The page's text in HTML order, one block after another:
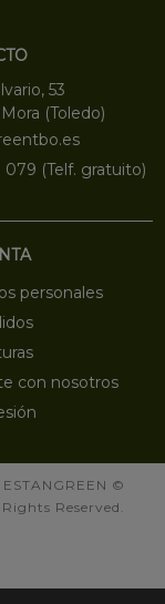
53
(Toledo)
079 (Telf. gratuito)
personales
con nosotros
ESTANGREEN ©
Reserved.